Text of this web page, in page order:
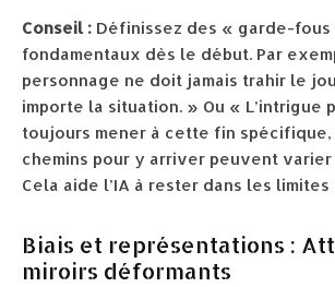
Conseil : Définissez des « garde-
fondamentaux dès le début. Par
personnage ne doit jamais trahir le
importe la situation. » Ou « L’intrigue
toujours mener à cette fin spécifique,
chemins pour y arriver peuvent
Cela aide l’IA à rester dans les
Biais et représentations :
miroirs déformants